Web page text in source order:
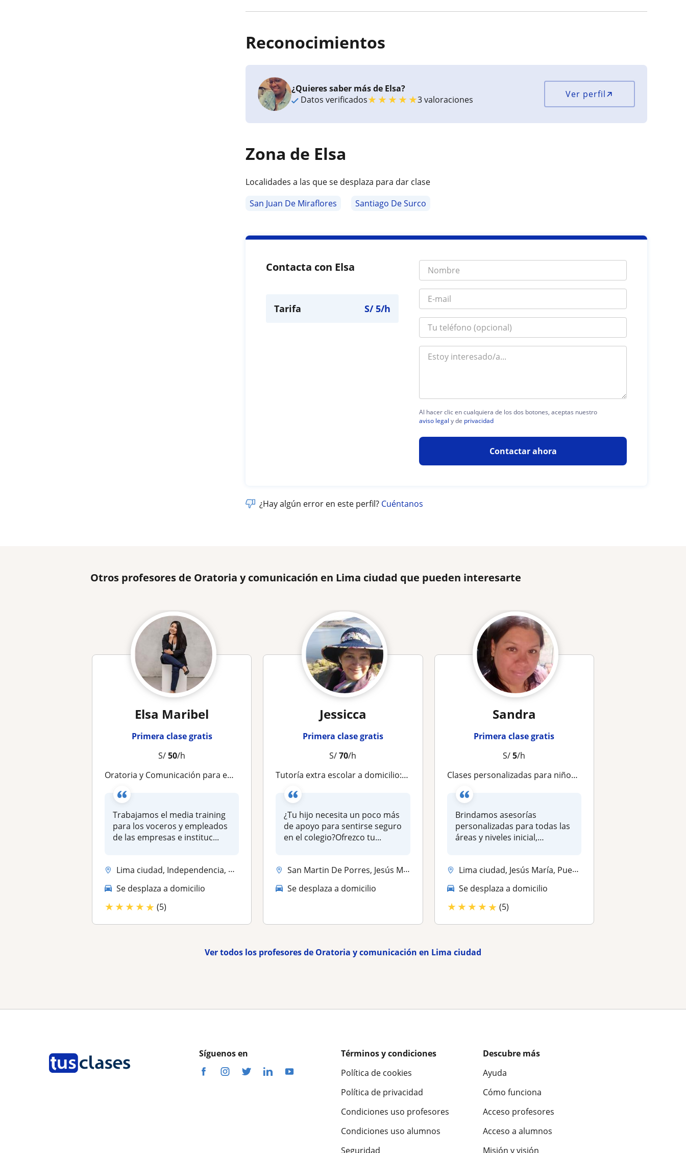
Reconocimientos
¿Quieres saber más de Elsa?
Datos verificados★★★★★3 valoraciones Ver perfil
Zona de Elsa
Localidades a las que se desplaza para dar clase
San Juan De Miraflores
Santiago De Surco
Contacta con Elsa
Tarifa S/5/h
Al hacer clic en cualquiera de los dos botones, aceptas nuestro
aviso legal y de privacidad
Contactar ahora
¿Hay algún error en este perfil? Cuéntanos
Otros profesores de Oratoria y comunicación en Lima ciudad que pueden interesarte
Elsa Maribel
Primera clase gratis
S/50/h
Oratoria y Comunicación para empresas e instituciones
Trabajamos el media training
para los voceros y empleados
de las empresas e instituc...
Lima ciudad, Independencia, Carabayllo, Ancon, Comas, Puente Piedra, L...
Se desplaza a domicilio
★★★★★ (5)
Jessicca
Primera clase gratis
S/70/h
Tutoría extra escolar a domicilio: de 1er a 4to grado de primaria
¿Tu hijo necesita un poco más
de apoyo para sentirse seguro
en el colegio?Ofrezco tu...
San Martin De Porres, Jesús María, San Borja, Surquillo, Magdalena Del...
Se desplaza a domicilio
Sandra
Primera clase gratis
S/5/h
clases personalizadas para niños y niñas de manera presencial
Brindamos asesorías
personalizadas para todas las
áreas y niveles inicial,
Lima ciudad, Jesús María, Pueblo Libre, San Borja, Los Olivos, San Isi...
Se desplaza a domicilio
★★★★★ (5)
Ver todos los profesores de Oratoria y comunicación en Lima ciudad
Síguenos en
Términos y condiciones
Política de cookies
Política de privacidad
Condiciones uso profesores
Condiciones uso alumnos
Seguridad
Descubre más
Ayuda
Cómo funciona
Acceso profesores
Acceso a alumnos
Misión y visión